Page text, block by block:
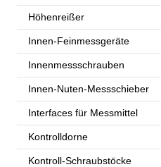
Höhenreißer
Innen-Feinmessgeräte
Innenmessschrauben
Innen-Nuten-Messschieber
Interfaces für Messmittel
Kontrolldorne
Kontroll-Schraubstöcke